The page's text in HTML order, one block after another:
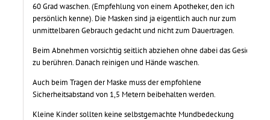
60 Grad waschen. (Empfehlung von einem Apotheker, den ich
persönlich kenne). Die Masken sind ja eigentlich auch nur zum
unmittelbaren Gebrauch gedacht und nicht zum Dauertragen.
Beim Abnehmen vorsichtig seitlich abziehen ohne dabei das Gesicht
zu berühren. Danach reinigen und Hände waschen.
Auch beim Tragen der Maske muss der empfohlene
Sicherheitsabstand von 1,5 Metern beibehalten werden.
Kleine Kinder sollten keine selbstgemachte Mundbedeckung